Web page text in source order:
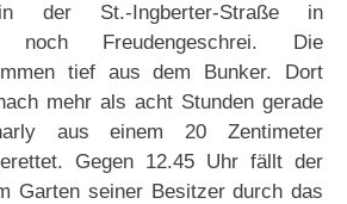
in der St.-Ingberter-Straße in
Freudengeschrei. Die
tief aus dem Bunker. Dort
mehr als acht Stunden gerade
aus einem 20 Zentimeter
Gegen 12.45 Uhr fällt der
Garten seiner Besitzer durch das